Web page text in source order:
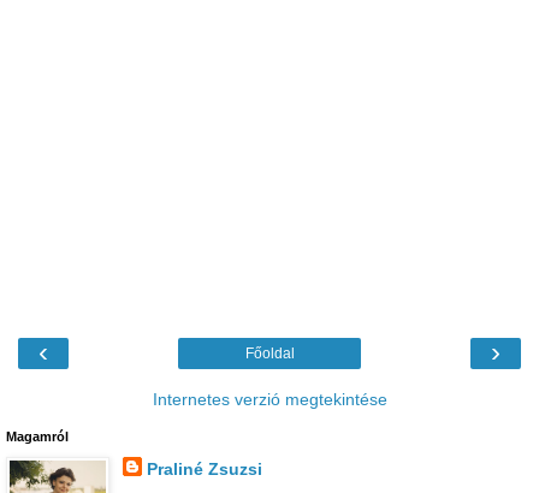
‹ ›
Főoldal
Internetes verzió megtekintése
Magamról
Praliné Zsuzsi